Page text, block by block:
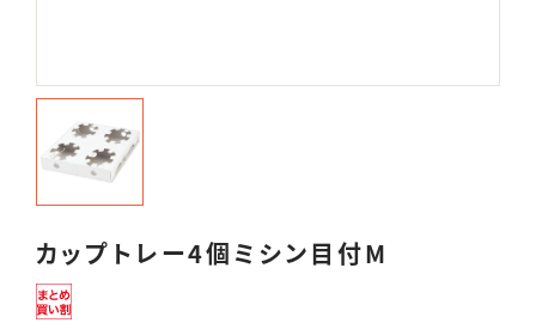
カップトレー4個ミシン目付M